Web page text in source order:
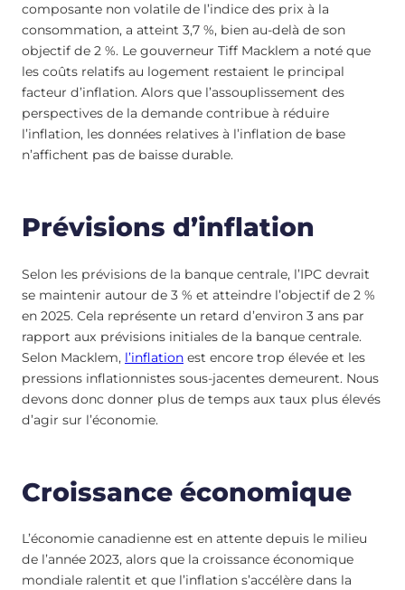
composante non volatile de l’indice des prix à la
consommation, a atteint 3,7 %, bien au-delà de son
objectif de 2 %. Le gouverneur Tiff Macklem a noté que
les coûts relatifs au logement restaient le principal
facteur d’inflation. Alors que l’assouplissement des
perspectives de la demande contribue à réduire
l’inflation, les données relatives à l’inflation de base
n’affichent pas de baisse durable.
Prévisions d’inflation
Selon les prévisions de la banque centrale, l’IPC devrait
se maintenir autour de 3 % et atteindre l’objectif de 2 %
en 2025. Cela représente un retard d’environ 3 ans par
rapport aux prévisions initiales de la banque centrale.
Selon Macklem, l’inflation est encore trop élevée et les
pressions inflationnistes sous-jacentes demeurent. Nous
devons donc donner plus de temps aux taux plus élevés
d’agir sur l’économie.
Croissance économique
L’économie canadienne est en attente depuis le milieu
de l’année 2023, alors que la croissance économique
mondiale ralentit et que l’inflation s’accélère dans la